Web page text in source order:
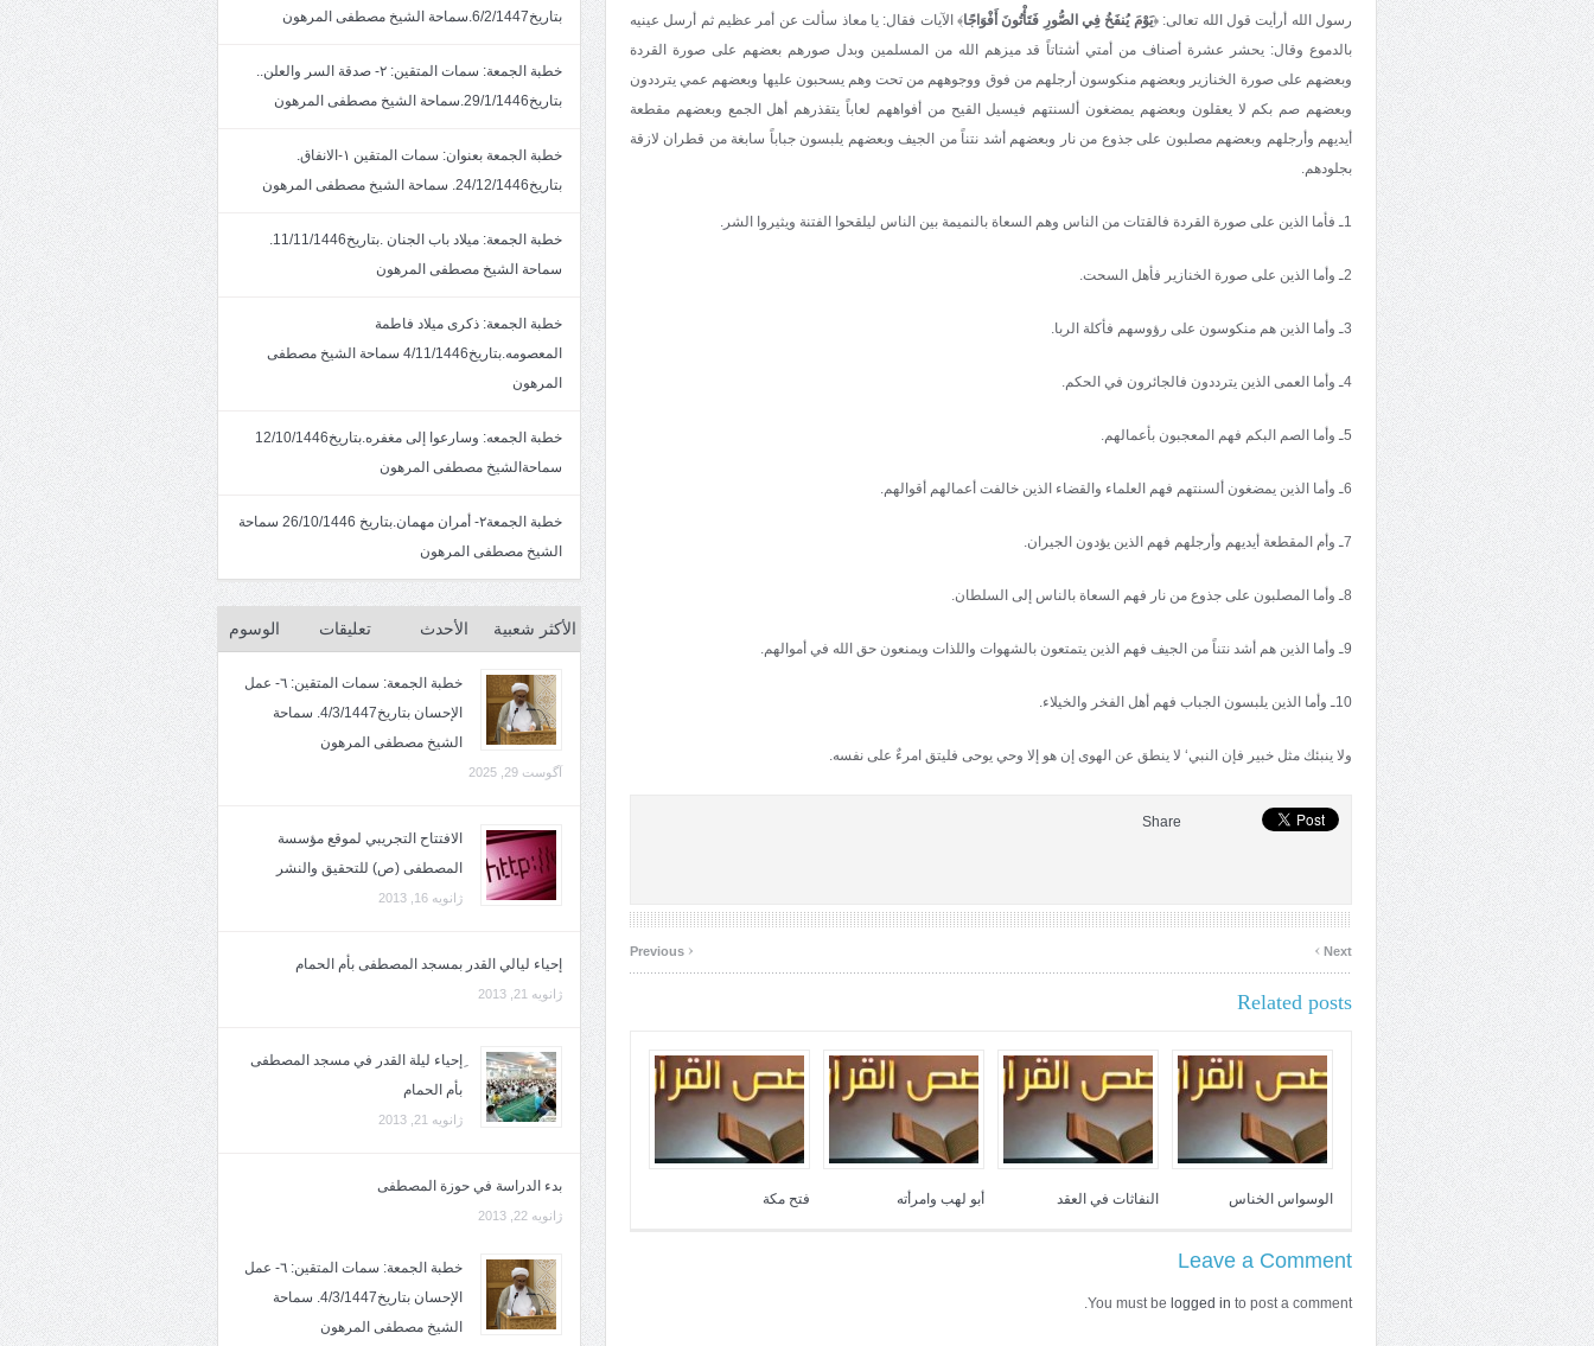
رسول الله أرأيت قول الله تعالى: ﴿يَوْمَ يُنفَخُ فِي الصُّورِ فَتَأْتُونَ أَفْوَاجًا﴾ الآيات فقال: يا معاذ سألت عن أمر عظيم ثم أرسل عينيه
بالدموع وقال: يحشر عشرة أصناف من أمتي أشتاتاً قد ميزهم الله من المسلمين وبدل صورهم بعضهم على صورة القردة
وبعضهم على صورة الخنازير وبعضهم منكوسون أرجلهم من فوق ووجوههم من تحت وهم يسحبون عليها وبعضهم عمي يترددون
وبعضهم صم بكم لا يعقلون وبعضهم يمضغون ألسنتهم فيسيل القيح من أفواههم لعاباً يتقذرهم أهل الجمع وبعضهم مقطعة
أيديهم وأرجلهم وبعضهم مصلبون على جذوع من نار وبعضهم أشد نتناً من الجيف وبعضهم يلبسون جباباً سابغة من قطران لازقة
بجلودهم.
1ـ فأما الذين على صورة القردة فالقتات من الناس وهم السعاة بالنميمة بين الناس ليلقحوا الفتنة ويثيروا الشر.
2ـ وأما الذين على صورة الخنازير فأهل السحت.
3ـ وأما الذين هم منكوسون على رؤوسهم فأكلة الربا.
4ـ وأما العمى الذين يترددون فالجائرون في الحكم.
5ـ وأما الصم البكم فهم المعجبون بأعمالهم.
6ـ وأما الذين يمضغون ألسنتهم فهم العلماء والقضاء الذين خالفت أعمالهم أقوالهم.
7ـ وأم المقطعة أيديهم وأرجلهم فهم الذين يؤدون الجيران.
8ـ وأما المصلبون على جذوع من نار فهم السعاة بالناس إلى السلطان.
9ـ وأما الذين هم أشد نتناً من الجيف فهم الذين يتمتعون بالشهوات واللذات ويمنعون حق الله في أموالهم.
10ـ وأما الذين يلبسون الجباب فهم أهل الفخر والخيلاء.
ولا ينبئك مثل خبير فإن النبي‘ لا ينطق عن الهوى إن هو إلا وحي يوحى فليتق امرءٌ على نفسه.
Share
‹ Next
›
Related posts
الوسواس الخناس النفاثات في العقد أبو لهب وامرأته فتح مكة
Leave a Comment
You must be logged in to post a comment.
بتاريخ6/2/1447.سماحة الشيخ مصطفى المرهون
خطبة الجمعة: سمات المتقين: ٢- صدقة السر والعلن..
بتاريخ29/1/1446.سماحة الشيخ مصطفى المرهون
خطبة الجمعة بعنوان: سمات المتقين ١-الانفاق.
بتاريخ24/12/1446. سماحة الشيخ مصطفى المرهون
خطبة الجمعة: ميلاد باب الجنان .بتاريخ11/11/1446.
سماحة الشيخ مصطفى المرهون
خطبة الجمعة: ذكرى ميلاد فاطمة
المعصومه.بتاريخ4/11/1446 سماحة الشيخ مصطفى
المرهون
خطبة الجمعه: وسارعوا إلى مغفره.بتاريخ12/10/1446
سماحةالشيخ مصطفى المرهون
خطبة الجمعة٢- أمران مهمان.بتاريخ 26/10/1446 سماحة
الشيخ مصطفى المرهون
الأكثر شعبية الأحدث تعليقات الوسوم
خطبة الجمعة: سمات المتقين: ٦- عمل
الإحسان بتاريخ4/3/1447. سماحة
الشيخ مصطفى المرهون
آگوست 29, 2025
الافتتاح التجريبي لموقع مؤسسة
المصطفى (ص) للتحقيق والنشر
ژانویه 16, 2013
إحياء ليالي القدر بمسجد المصطفى بأم الحمام
ژانویه 21, 2013
ِإحياء ليلة القدر في مسجد المصطفى
بأم الحمام
ژانویه 21, 2013
بدء الدراسة في حوزة المصطفى
ژانویه 22, 2013
خطبة الجمعة: سمات المتقين: ٦- عمل
الإحسان بتاريخ4/3/1447. سماحة
الشيخ مصطفى المرهون